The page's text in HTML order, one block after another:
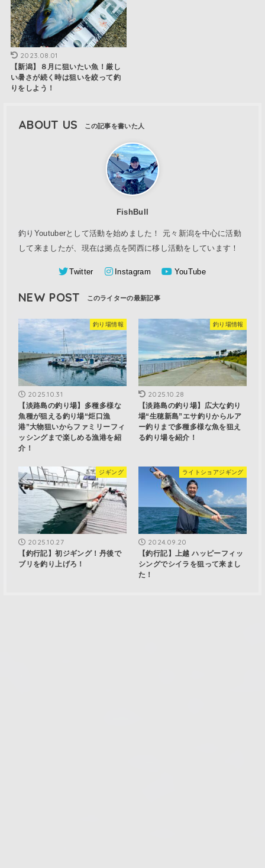
2023.08.01
【新潟】８月に狙いたい魚！厳し
い暑さが続く時は狙いを絞って釣
りをしよう！
ABOUT US
FishBull
釣りYoutuberとして活動を始めました！ 元々新潟を中心に活動
して来ましたが、現在は拠点を関西に移し活動をしています！
Twitter Instagram YouTube
NEW POST
釣り場情報
2025.10.31
【淡路島の釣り場】多種多様な
魚種が狙える釣り場“炬口漁
港”大物狙いからファミリーフィ
ッシングまで楽しめる漁港を紹
介！
釣り場情報
2025.10.28
【淡路島の釣り場】広大な釣り
場“生穂新島”エサ釣りからルア
ー釣りまで多種多様な魚を狙え
る釣り場を紹介！
ジギング
2025.10.27
【釣行記】初ジギング！丹後で
ブリを釣り上げろ！
ライトショアジギング
2024.09.20
【釣行記】上越 ハッピーフィッ
シングでシイラを狙って来まし
た！